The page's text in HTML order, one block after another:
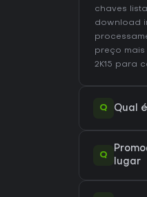
chaves
download
preço mais
2K15 para
Q Qual
Q
lugar